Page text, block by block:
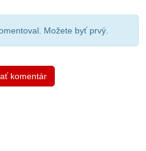
Možete byť prvý.
komentár